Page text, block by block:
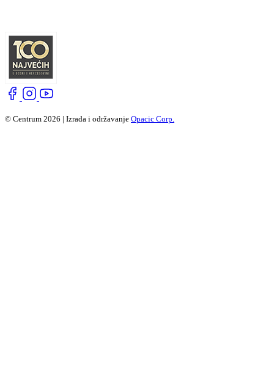
© Centrum 2026 | Izrada i održavanje Opacic Corp.